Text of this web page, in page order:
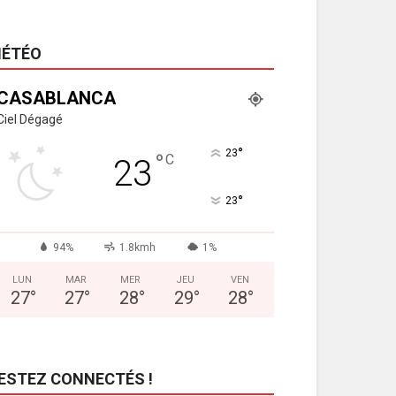
Dégagé
23 °C 23°
23°
94% 1.8kmh 1%
LUN
27°
MAR
27°
MER
28°
JEU
29°
VEN
28°
CONNECTÉS !